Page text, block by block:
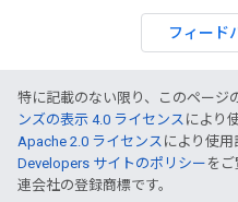
フィード
特に記載のない限り、このページ
ンズの表示 4.0 ライセンス により
Apache 2.0 ライセンス により使用
Developers サイトのポリシー を
連会社の登録商標です。